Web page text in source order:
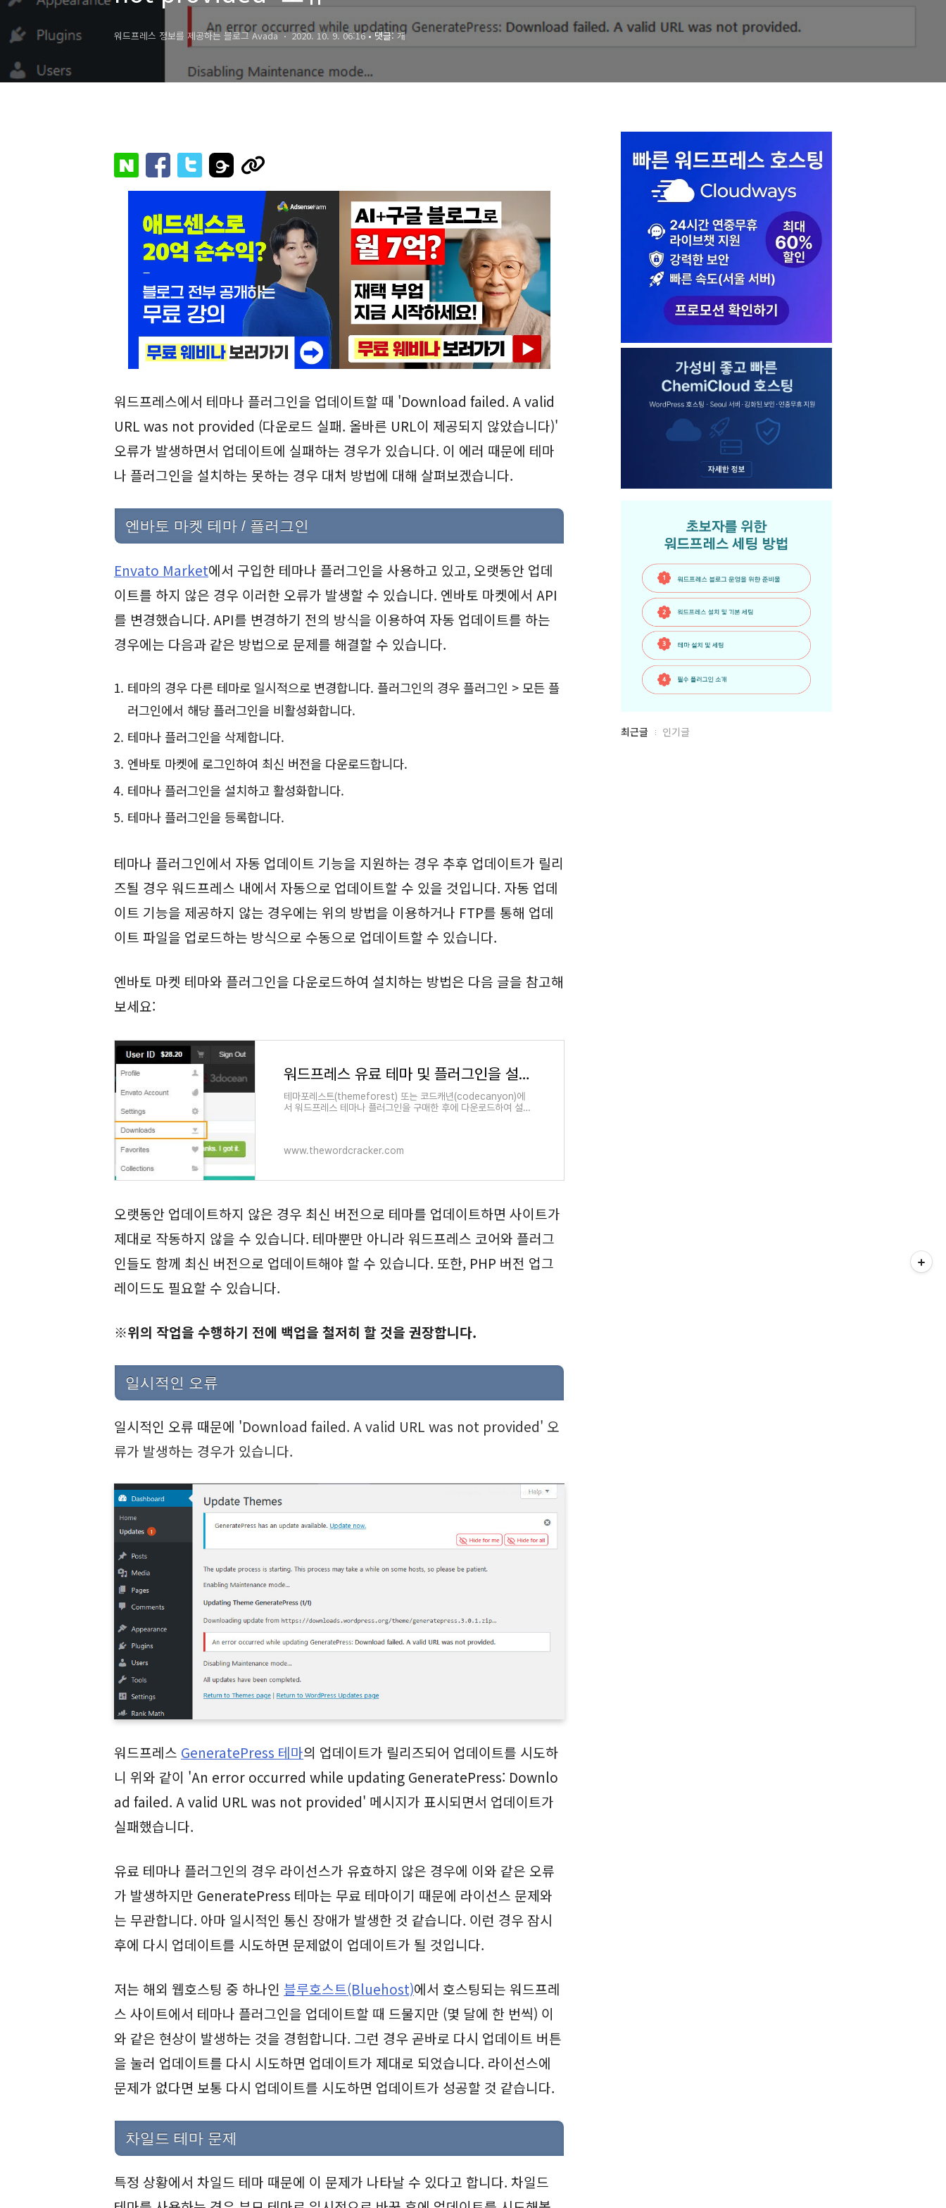
워드프레스 정보를 제공하는 블로그 Avada 2020. 10. 9. 06:16 • 댓글:개
워드프레스에서 테마나 플러그인을 업데이트할 때 'Download failed. A valid
URL was not provided (다운로드 실패. 올바른 URL이 제공되지 않았습니다)'
오류가 발생하면서 업데이트에 실패하는 경우가 있습니다. 이 에러 때문에 테마
나 플러그인을 설치하는 못하는 경우 대처 방법에 대해 살펴보겠습니다.
엔바토 마켓 테마 / 플러그인
Envato Market에서 구입한 테마나 플러그인을 사용하고 있고, 오랫동안 업데
이트를 하지 않은 경우 이러한 오류가 발생할 수 있습니다. 엔바토 마켓에서 API
를 변경했습니다. API를 변경하기 전의 방식을 이용하여 자동 업데이트를 하는
경우에는 다음과 같은 방법으로 문제를 해결할 수 있습니다.
테마의 경우 다른 테마로 일시적으로 변경합니다. 플러그인의 경우 플러그인 > 모든 플
러그인에서 해당 플러그인을 비활성화합니다.
테마나 플러그인을 삭제합니다.
엔바토 마켓에 로그인하여 최신 버전을 다운로드합니다.
테마나 플러그인을 설치하고 활성화합니다.
테마나 플러그인을 등록합니다.
테마나 플러그인에서 자동 업데이트 기능을 지원하는 경우 추후 업데이트가 릴리
즈될 경우 워드프레스 내에서 자동으로 업데이트할 수 있을 것입니다. 자동 업데
이트 기능을 제공하지 않는 경우에는 위의 방법을 이용하거나 FTP를 통해 업데
이트 파일을 업로드하는 방식으로 수동으로 업데이트할 수 있습니다.
엔바토 마켓 테마와 플러그인을 다운로드하여 설치하는 방법은 다음 글을 참고해
보세요:
워드프레스 유료 테마 및 플러그인을 설치하는 방법 - 워드프레스 기본
테마포레스트(themeforest) 또는 코드캐년(codecanyon)에
서 워드프레스 테마나 플러그인을 구매한 후에 다운로드하여 설치
www.thewordcracker.com
오랫동안 업데이트하지 않은 경우 최신 버전으로 테마를 업데이트하면 사이트가
제대로 작동하지 않을 수 있습니다. 테마뿐만 아니라 워드프레스 코어와 플러그
인들도 함께 최신 버전으로 업데이트해야 할 수 있습니다. 또한, PHP 버전 업그
레이드도 필요할 수 있습니다.
※위의 작업을 수행하기 전에 백업을 철저히 할 것을 권장합니다.
일시적인 오류
일시적인 오류 때문에 'Download failed. A valid URL was not provided' 오
류가 발생하는 경우가 있습니다.
워드프레스 GeneratePress 테마의 업데이트가 릴리즈되어 업데이트를 시도하
니 위와 같이 'An error occurred while updating GeneratePress: Downlo
ad failed. A valid URL was not provided' 메시지가 표시되면서 업데이트가
실패했습니다.
유료 테마나 플러그인의 경우 라이선스가 유효하지 않은 경우에 이와 같은 오류
가 발생하지만 GeneratePress 테마는 무료 테마이기 때문에 라이선스 문제와
는 무관합니다. 아마 일시적인 통신 장애가 발생한 것 같습니다. 이런 경우 잠시
후에 다시 업데이트를 시도하면 문제없이 업데이트가 될 것입니다.
저는 해외 웹호스팅 중 하나인 블루호스트(Bluehost)에서 호스팅되는 워드프레
스 사이트에서 테마나 플러그인을 업데이트할 때 드물지만 (몇 달에 한 번씩) 이
와 같은 현상이 발생하는 것을 경험합니다. 그런 경우 곧바로 다시 업데이트 버튼
을 눌러 업데이트를 다시 시도하면 업데이트가 제대로 되었습니다. 라이선스에
문제가 없다면 보통 다시 업데이트를 시도하면 업데이트가 성공할 것 같습니다.
차일드 테마 문제
특정 상황에서 차일드 테마 때문에 이 문제가 나타날 수 있다고 합니다. 차일드
최
최근글 인기글